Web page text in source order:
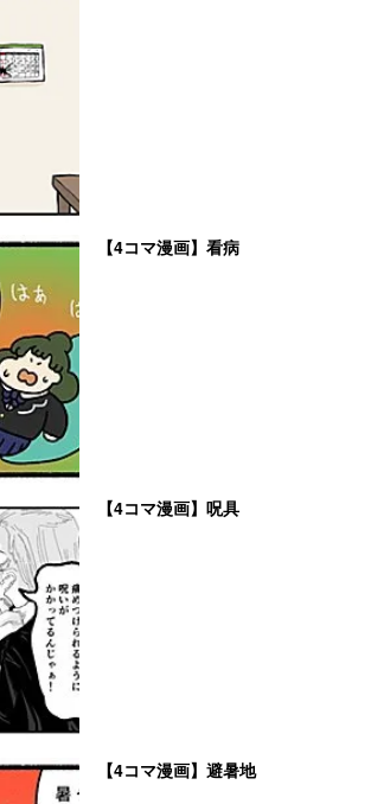
【4コマ漫画】看病
【4コマ漫画】呪具
【4コマ漫画】避暑地